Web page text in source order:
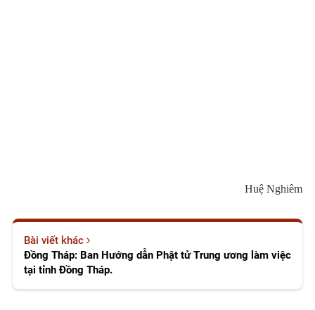
Huệ Nghiêm
Bài viết khác
Đồng Tháp: Ban Hướng dẫn Phật tử Trung ương làm việc
tại tỉnh Đồng Tháp.